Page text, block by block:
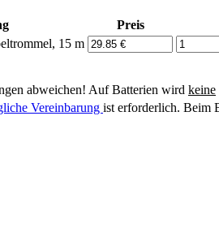
Preis
15 m
abweichen! Auf Batterien wird keine
Vereinbarung ist erforderlich. Beim